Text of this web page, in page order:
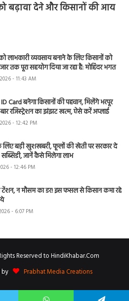
बढ़ावा देने और किसानों की आय
लाभकारी व्यवसाय बनाने के लिए किसानों को
तक पूरा सहयोग दिया जा रहा है: मोहिंदर भगत
- 11:43 AM
Card बनेगा किसानों की पहचान, मिलेंगे भरपूर
रजिस्ट्रेशन का झंझट खत्म, ऐसे करें अप्लाई
- 12:42 PM
लिए बड़ी खुशखबरी, फूलों की खेती पर सरकार दे
जानें कैसे मिलेगा लाभ
- 12:46 PM
टेंशन, न मौसम का डर! इस फसल से किसान कमा रहे
- 6:07 PM
Reserved to HindiKhabar.Com
Prabhat Media Creations